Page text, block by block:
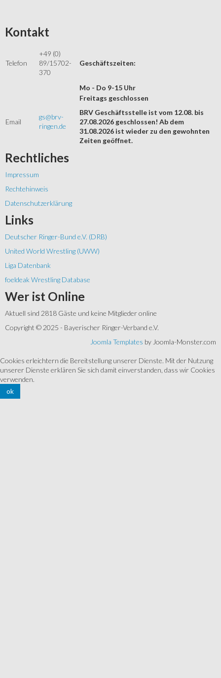
Kontakt
Telefon
+49 (0)
89/15702-
370
Geschäftszeiten:
Mo - Do 9-15 Uhr
Email
gs@brv-
ringen.de
Freitags geschlossen
BRV Geschäftsstelle ist vom 12.08. bis
27.08.2026 geschlossen! Ab dem
31.08.2026 ist wieder zu den gewohnten
Zeiten geöffnet.
Rechtliches
Impressum
Rechtehinweis
Datenschutzerklärung
Links
Deutscher Ringer-Bund e.V. (DRB)
United World Wrestling (UWW)
Liga Datenbank
foeldeak Wrestling Database
Wer ist Online
Aktuell sind 2818 Gäste und keine Mitglieder online
Copyright © 2025 - Bayerischer Ringer-Verband e.V.
Joomla Templates by Joomla-Monster.com
Cookies erleichtern die Bereitstellung unserer Dienste. Mit der Nutzung
unserer Dienste erklären Sie sich damit einverstanden, dass wir Cookies
verwenden.
ok